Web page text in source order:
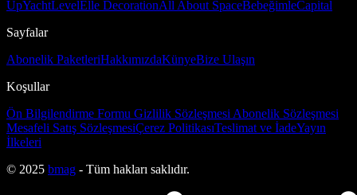
UpYachtLevelElle DecorationAll About SpaceBebeğimleCapital
Sayfalar
Abonelik PaketleriHakkımızdaKünyeBize Ulaşın
Koşullar
Ön Bilgilendirme Formu Gizlilik Sözleşmesi Abonelik Sözleşmesi
Mesafeli Satış SözleşmesiÇerez PolitikasıTeslimat ve İadeYayın
İlkeleri
© 2025 bmag - Tüm hakları saklıdır.